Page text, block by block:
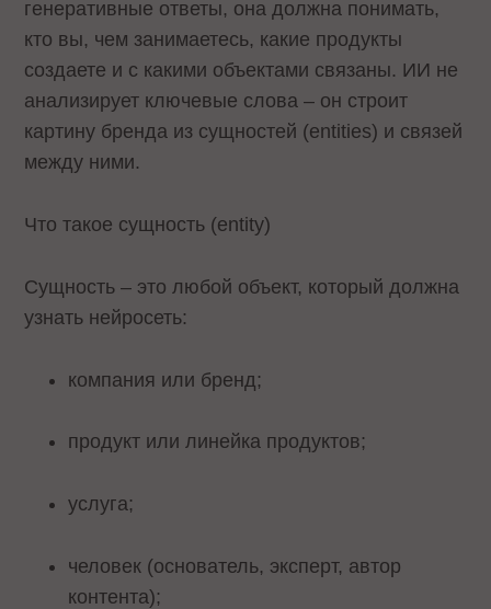
генеративные ответы, она должна понимать,
кто вы, чем занимаетесь, какие продукты
создаете и с какими объектами связаны. ИИ не
анализирует ключевые слова – он строит
картину бренда из сущностей (entities) и связей
между ними.
Что такое сущность (entity)
Сущность – это любой объект, который должна
узнать нейросеть:
компания или бренд;
продукт или линейка продуктов;
услуга;
человек (основатель, эксперт, автор
контента);